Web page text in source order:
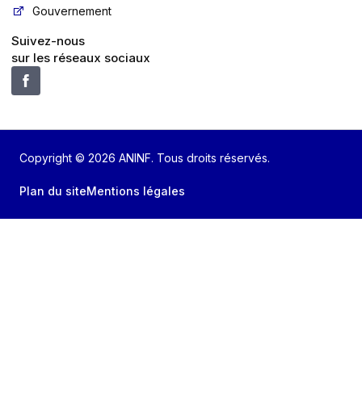
Gouvernement
Suivez-nous
sur les réseaux sociaux
Copyright © 2026 ANINF. Tous droits réservés.
Plan du siteMentions légales